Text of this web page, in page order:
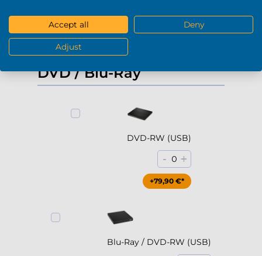
+229,90 €*
Mostra di più
DVD / Blu-Ray
DVD-RW (USB)
- 0 +
+79,90 €*
Blu-Ray / DVD-RW (USB)
Accept all Deny
Adjust